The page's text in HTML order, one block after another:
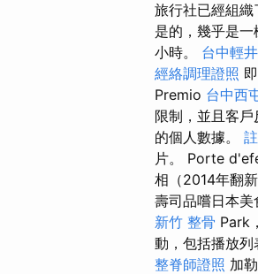
旅行社已經組織
是的，幾乎是
小時。 台中輕
經絡調理證照
Premio 台中西
限制，並且客戶
的個人數據。
片。 Porte
相（2014年翻
壽司品嚐日本美
新竹 整骨 Park
動，包括播放列
整脊師證照 加